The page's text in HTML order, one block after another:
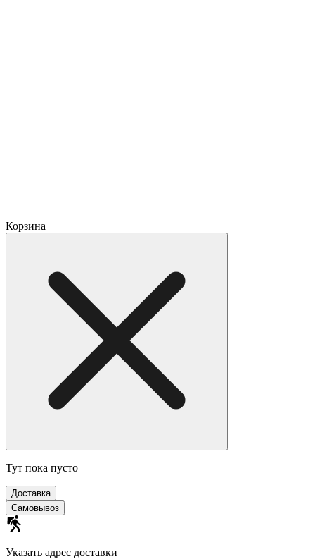
Корзина
Тут пока пусто
Доставка
Самовывоз
Указать адрес доставки